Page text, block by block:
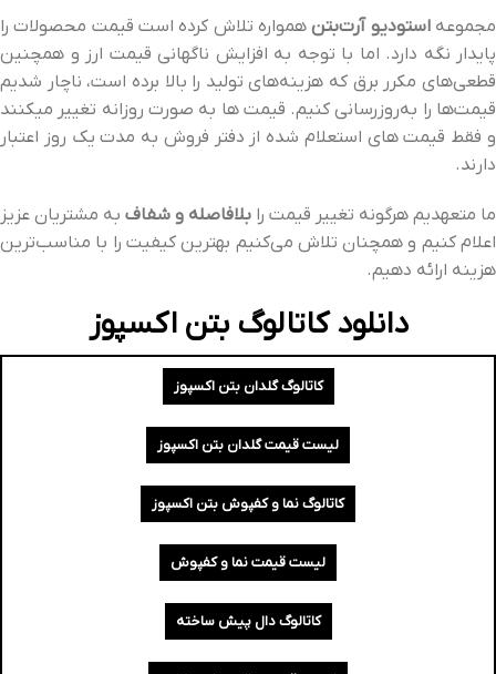
مجموعهاستودیو آرت‌بتنهمواره تلاش کرده است قیمت محصولات را
پایدار نگه دارد. اما با توجه به افزایش ناگهانی قیمت ارز و همچنین
قطعی‌های مکرر برق که هزینه‌های تولید را بالا برده است، ناچار شدیم
قیمت‌ها را به‌روزرسانی کنیم. قیمت ها به صورت روزانه تغییر میکنند
و فقط قیمت های استعلام شده از دفتر فروش به مدت یک روز اعتبار
دارند.
ما متعهدیم هرگونه تغییر قیمت را بلافاصله و شفاف به مشتریان عزیز
اعلام کنیم و همچنان تلاش می‌کنیم بهترین کیفیت را با مناسب‌ترین
هزینه ارائه دهیم.
دانلود کاتالوگ بتن اکسپوز
کاتالوگ گلدان بتن اکسپوز
لیست قیمت گلدان بتن اکسپوز
کاتالوگ نما و کفپوش بتن اکسپوز
لیست قیمت نما و کفپوش
کاتالوگ دال پیش ساخته